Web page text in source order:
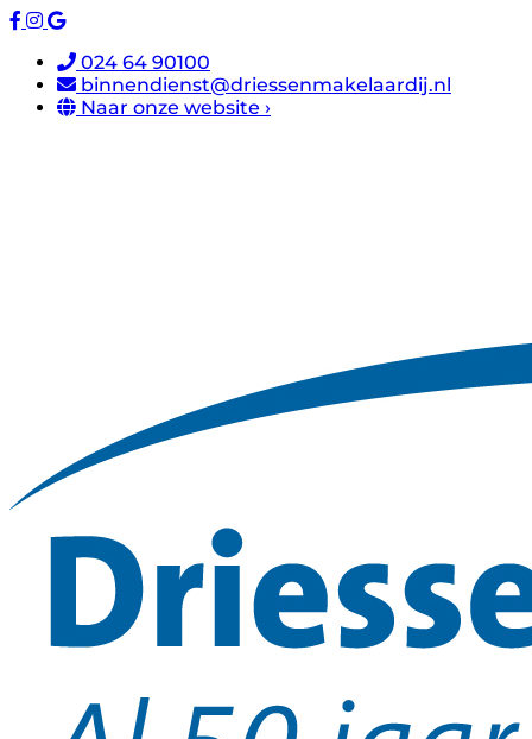
024 64 90100
binnendienst@driessenmakelaardij.nl
Naar onze website ›